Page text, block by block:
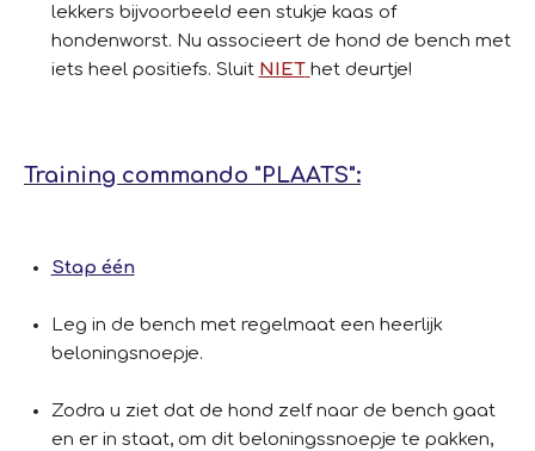
lekkers bijvoorbeeld een stukje kaas of
hondenworst. Nu associeert de hond de bench met
iets heel positiefs. Sluit NIET het deurtje!
Training commando "PLAATS":
Stap één
Leg in de bench met regelmaat een heerlijk
beloningsnoepje.
Zodra u ziet dat de hond zelf naar de bench gaat
en er in staat, om dit beloningssnoepje te pakken,